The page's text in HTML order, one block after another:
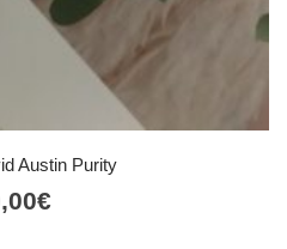
Austin Purity
€